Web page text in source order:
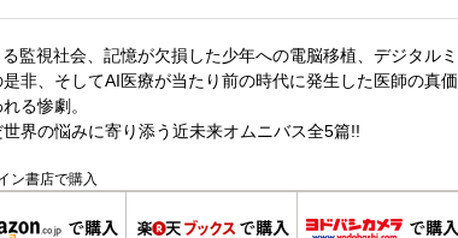
監視社会、記憶が欠損した少年への電脳移植、デジタルミ
是非、そしてAI医療が当たり前の時代に発生した医師の真価
る惨劇。
界の悩みに寄り添う近未来オムニバス全5篇!!
ン書店で購入